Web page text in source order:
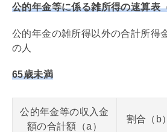
公的年金等に係る雑所得の速算表
公的年金の雑所得以外の合計所得
の人
65歳未満
公的年金等の収入金
額の合計額（a）
割合（b）